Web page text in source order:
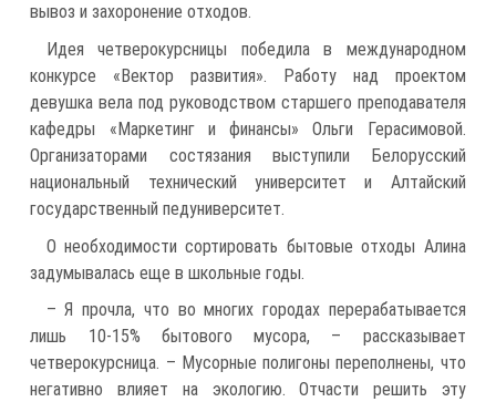
вывоз и захоронение отходов.
Идея четверокурсницы победила в международном
конкурсе «Вектор развития». Работу над проектом
девушка вела под руководством старшего преподавателя
кафедры «Маркетинг и финансы» Ольги Герасимовой.
Организаторами состязания выступили Белорусский
национальный технический университет и Алтайский
государственный педуниверситет.
О необходимости сортировать бытовые отходы Алина
задумывалась еще в школьные годы.
– Я прочла, что во многих городах перерабатывается
лишь 10-15% бытового мусора, – рассказывает
четверокурсница. – Мусорные полигоны переполнены, что
негативно влияет на экологию. Отчасти решить эту